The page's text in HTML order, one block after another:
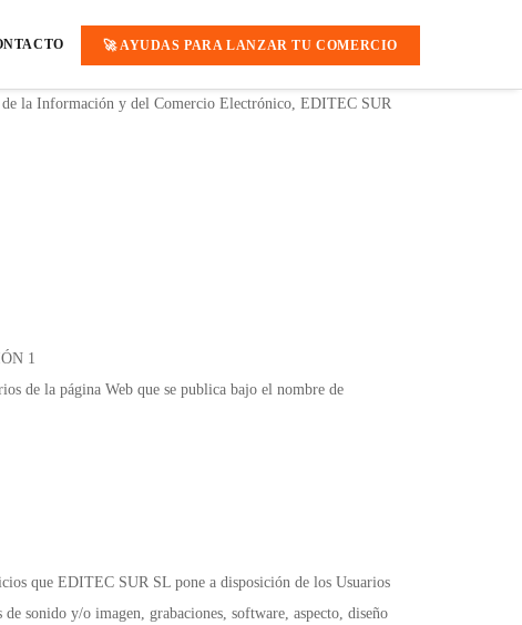
🚀 AYUDAS PARA LANZAR TU COMERCIO
la Información y del Comercio Electrónico, EDITEC SUR
1
de la página Web que se publica bajo el nombre de
que EDITEC SUR SL pone a disposición de los Usuarios
sonido y/o imagen, grabaciones, software, aspecto, diseño